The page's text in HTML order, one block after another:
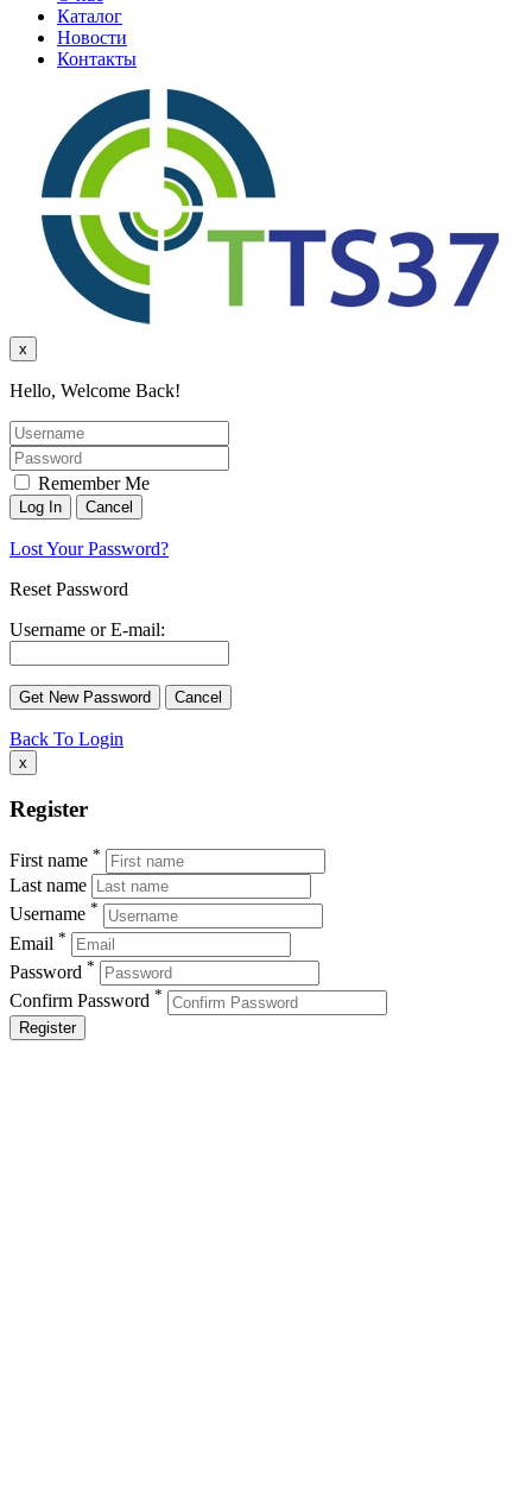
Каталог
Новости
Контакты
x
Hello, Welcome Back!
Remember Me
Lost Your Password?
Reset Password
Username or E-mail:
Back To Login
x
Register
First name *
Last name
Username *
Email *
Password *
Confirm Password *
Register